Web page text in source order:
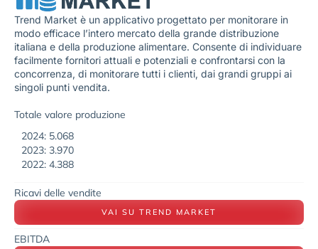
Trend Market è un applicativo progettato per monitorare in
modo efficace l’intero mercato della grande distribuzione
italiana e della produzione alimentare. Consente di individuare
facilmente fornitori attuali e potenziali e confrontarsi con la
concorrenza, di monitorare tutti i clienti, dai grandi gruppi ai
singoli punti vendita.
Totale valore produzione
2024: 5.068
2023: 3.970
2022: 4.388
Ricavi delle vendite
VAI SU TREND MARKET
EBITDA